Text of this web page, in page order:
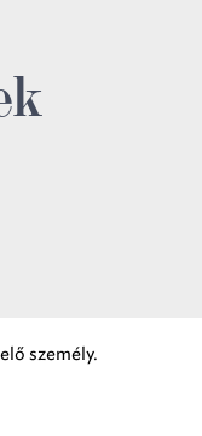
személy.